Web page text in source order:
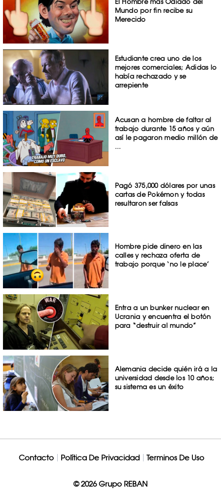
El Hombre más Odiado del
Mundo por fin recibe su
Merecido
Estudiante crea uno de los
mejores comerciales; Adidas lo
había rechazado y se
arrepiente
Acusan a hombre de faltar al
trabajo durante 15 años y aún
así le pagaron medio millón de
...
Pagó 375,000 dólares por unas
cartas de Pokémon y todas
resultaron ser falsas
Hombre pide dinero en las
calles y rechaza oferta de
trabajo porque ‘no le place’
Entra a un bunker nuclear en
Ucrania y encuentra el botón
para “destruir al mundo”
Alemania decide quién irá a la
universidad desde los 10 años;
su sistema es un éxito
Contacto Política De Privacidad Terminos De Uso
© 2026 Grupo REBAN